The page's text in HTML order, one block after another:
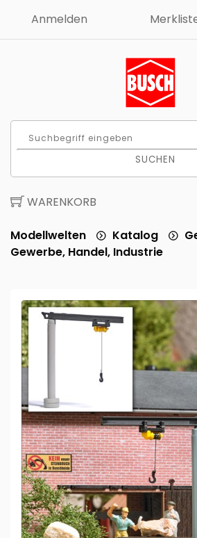
Anmelden
SUCHEN
WARENKORB
Modellwelten Katalog
Gewerbe, Handel, Industrie